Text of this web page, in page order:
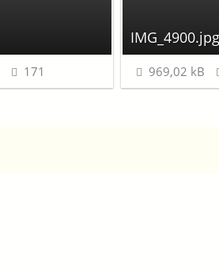
171
IMG_4900.jpg
969,02 kB